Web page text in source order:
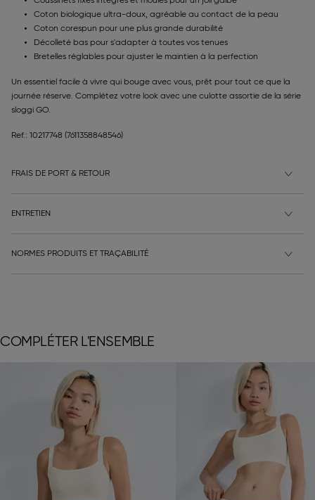
Coton biologique ultra-doux, agréable au contact de la peau
Coton corespun pour une plus grande durabilité
Décolleté bas pour s'adapter à toutes vos tenues
Bretelles réglables pour ajuster le maintien à la perfection
Un essentiel facile à vivre qui bouge avec vous, prêt pour tout ce que la
journée réserve. Complétez votre look avec une culotte assortie de la série
sloggi GO.
Ref.: 10217748 (7611358848546)
FRAIS DE PORT & RETOUR
ENTRETIEN
NORMES PRODUITS ET TRAÇABILITÉ
COMPLÉTER L'ENSEMBLE